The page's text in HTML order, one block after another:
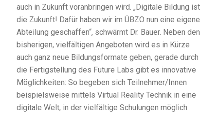
auch in Zukunft voranbringen wird. „Digitale Bildung ist
die Zukunft! Dafür haben wir im ÜBZO nun eine eigene
Abteilung geschaffen“, schwärmt Dr. Bauer. Neben den
bisherigen, vielfältigen Angeboten wird es in Kürze
auch ganz neue Bildungsformate geben, gerade durch
die Fertigstellung des Future Labs gibt es innovative
Möglichkeiten: So begeben sich Teilnehmer/Innen
beispielsweise mittels Virtual Reality Technik in eine
digitale Welt, in der vielfältige Schulungen möglich